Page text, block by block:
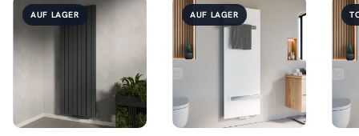
AUF LAGER AUF LAGER